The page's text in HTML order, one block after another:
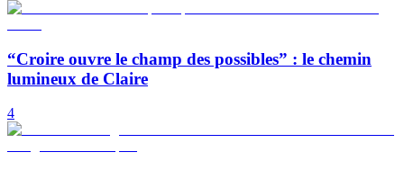
“Croire ouvre le champ des possibles” : le chemin
lumineux de Claire
4